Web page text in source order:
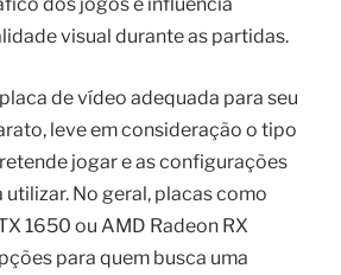
visual durante as partidas.
de vídeo adequada para seu
leve em consideração o tipo
jogar e as configurações
No geral, placas como
1650 ou AMD Radeon RX
para quem busca uma